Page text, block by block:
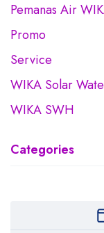
Pemanas Air
Promo
Service
WIKA Solar
WIKA SWH
Categories